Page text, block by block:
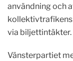
användning och
kollektivtrafikens
via biljettintäkter.
Vänsterpartiet